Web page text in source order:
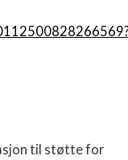
til støtte for